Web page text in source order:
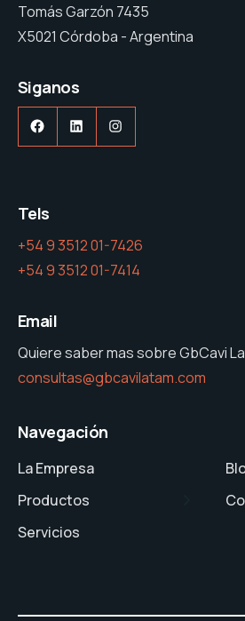
Tomás Garzón 7435
X5021 Córdoba - Argentina
Siganos
Facebook
LinkedInInstagram
Tels
+54 9 3512 01-7426
+54 9 3512 01-7414
Email
Quiere saber mas sobre GbCavi
consultas@gbcavilatam.com
Navegación
La Empresa
Productos
Servicios